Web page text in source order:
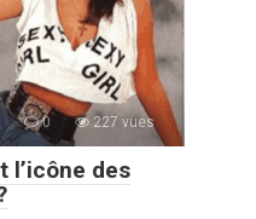
0 227 vues
l’icône des